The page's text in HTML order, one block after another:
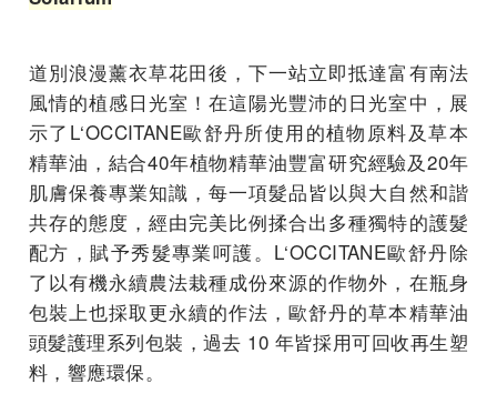
道別浪漫薰衣草花田後，下一站立即抵達富有南法
風情的植感日光室！在這陽光豐沛的日光室中，展
示了L‘OCCITANE歐舒丹所使用的植物原料及草本
精華油，結合40年植物精華油豐富研究經驗及20年
肌膚保養專業知識，每一項髮品皆以與大自然和諧
共存的態度，經由完美比例揉合出多種獨特的護髮
配方，賦予秀髮專業呵護。L‘OCCITANE歐舒丹除
了以有機永續農法栽種成份來源的作物外，在瓶身
包裝上也採取更永續的作法，歐舒丹的草本精華油
頭髮護理系列包裝，過去 10 年皆採用可回收再生塑
料，響應環保。